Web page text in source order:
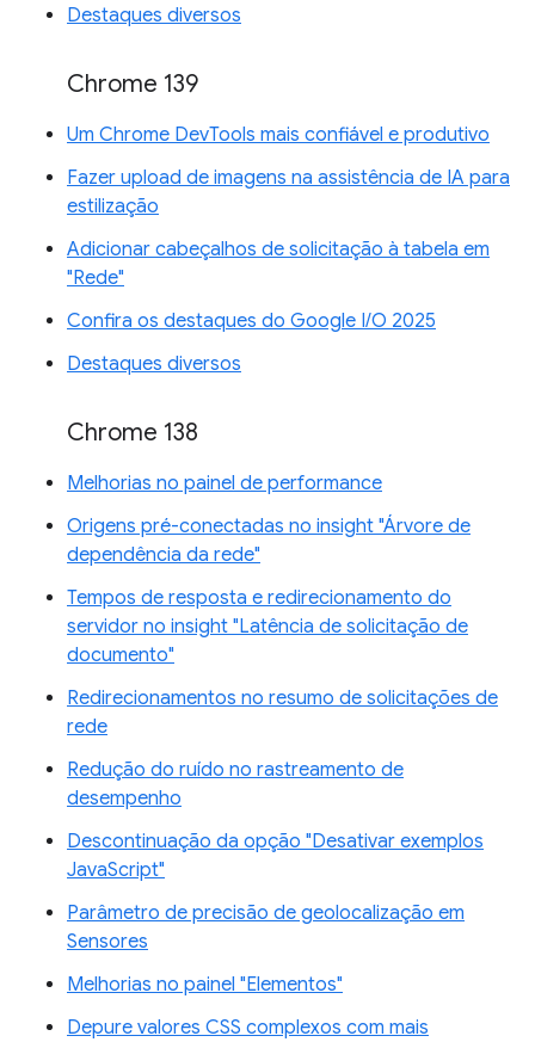
Destaques diversos
Chrome 139
Um Chrome DevTools mais confiável e produtivo
Fazer upload de imagens na assistência de IA para
estilização
Adicionar cabeçalhos de solicitação à tabela em
"Rede"
Confira os destaques do Google I/O 2025
Destaques diversos
Chrome 138
Melhorias no painel de performance
Origens pré-conectadas no insight "Árvore de
dependência da rede"
Tempos de resposta e redirecionamento do
servidor no insight "Latência de solicitação de
documento"
Redirecionamentos no resumo de solicitações de
rede
Redução do ruído no rastreamento de
desempenho
Descontinuação da opção "Desativar exemplos
JavaScript"
Parâmetro de precisão de geolocalização em
Sensores
Melhorias no painel "Elementos"
Depure valores CSS complexos com mais